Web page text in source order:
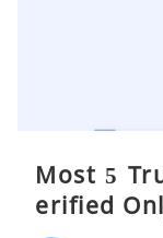
Most 5
erified